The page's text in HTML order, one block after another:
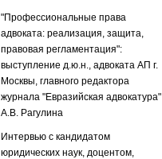
"Профессиональные права
адвоката: реализация, защита,
правовая регламентация":
выступление д.ю.н., адвоката АП г.
Москвы, главного редактора
журнала "Евразийская адвокатура"
А.В. Рагулина
Интервью с кандидатом
юридических наук, доцентом,